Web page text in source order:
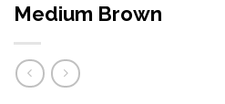
Medium Brown